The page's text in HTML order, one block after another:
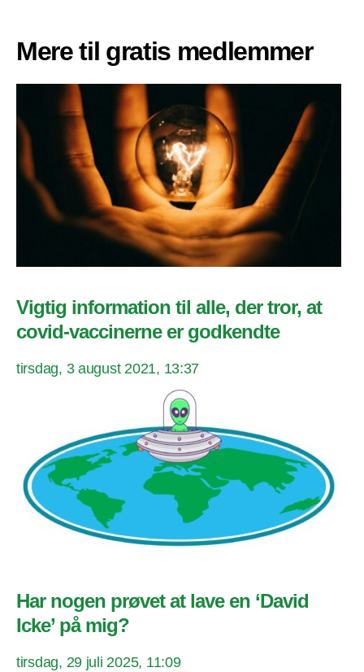
Mere til gratis medlemmer
Vigtig information til alle, der tror, at
covid-vaccinerne er godkendte
tirsdag, 3 august 2021, 13:37
Har nogen prøvet at lave en ‘David
Icke’ på mig?
tirsdag, 29 juli 2025, 11:09